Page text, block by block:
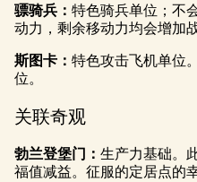
骠骑兵： 特色骑兵单位；不
动力，剩余移动力均会增加战
斯图卡： 特色攻击飞机单位
位。
关联奇观
勃兰登堡门： 生产力基础。
福值减益。征服的定居点的